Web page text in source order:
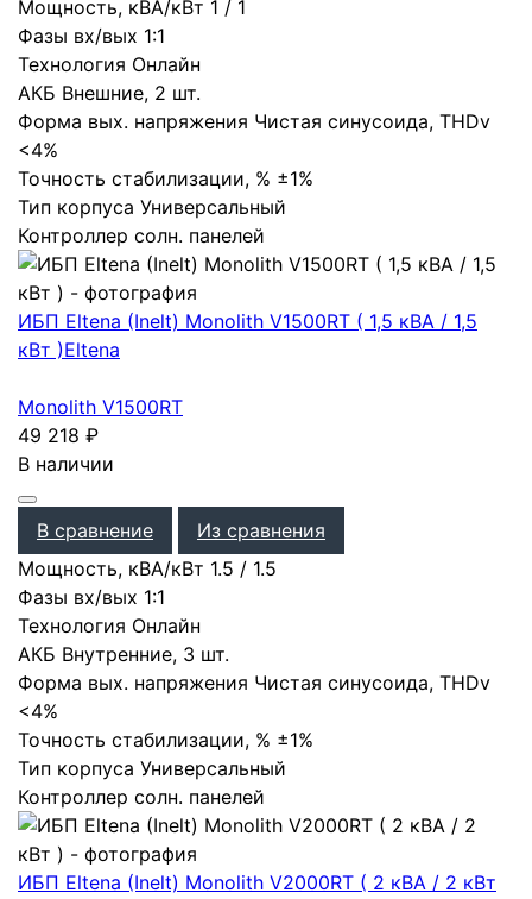
Мощность, кВА/кВт 1 / 1
Фазы вх/вых 1:1
Технология Онлайн
АКБ Внешние, 2 шт.
Форма вых. напряжения Чистая синусоида, THDv
<4%
Точность стабилизации, % ±1%
Тип корпуса Универсальный
Контроллер солн. панелей
ИБП Eltena (Inelt) Monolith V1500RT ( 1,5 кВА / 1,5
кВт )Eltena
Monolith V1500RT
49 218 ₽
В наличии
В сравнение
Из сравнения
Мощность, кВА/кВт 1.5 / 1.5
Фазы вх/вых 1:1
Технология Онлайн
АКБ Внутренние, 3 шт.
Форма вых. напряжения Чистая синусоида, THDv
<4%
Точность стабилизации, % ±1%
Тип корпуса Универсальный
Контроллер солн. панелей
ИБП Eltena (Inelt) Monolith V2000RT ( 2 кВА / 2 кВт